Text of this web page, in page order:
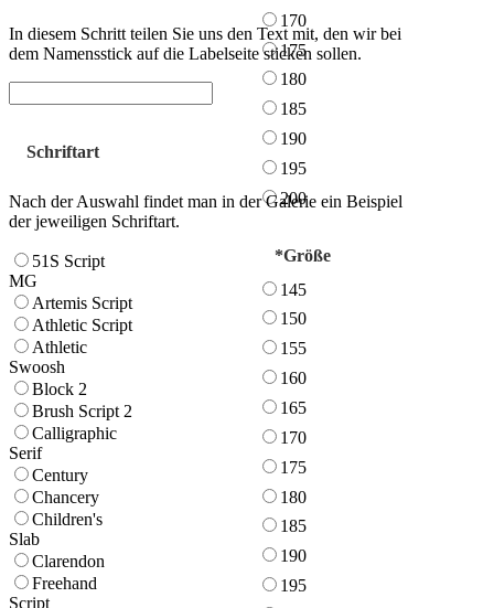
170
175
180
185
190
195
200
*Größe
145
150
155
160
165
170
175
180
185
190
195
In diesem Schritt teilen Sie uns den Text mit, den wir bei
dem Namensstick auf die Labelseite sticken sollen.
Schriftart
Nach der Auswahl findet man in der Galerie ein Beispiel
der jeweiligen Schriftart.
51S Script
MG
Artemis Script
Athletic Script
Athletic
Swoosh
Block 2
Brush Script 2
Calligraphic
Serif
Century
Chancery
Children's
Slab
Clarendon
Freehand
Script